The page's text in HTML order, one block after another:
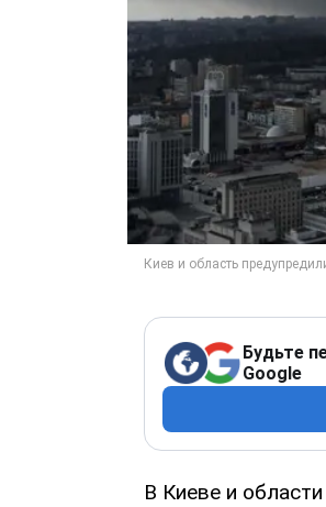
Будьте
Google
В Киеве и